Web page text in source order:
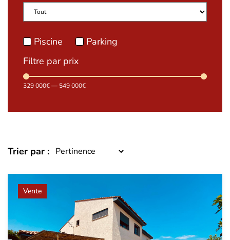
Piscine
Parking
Filtre par prix
329 000€— 549 000€
Trier par :
Vente